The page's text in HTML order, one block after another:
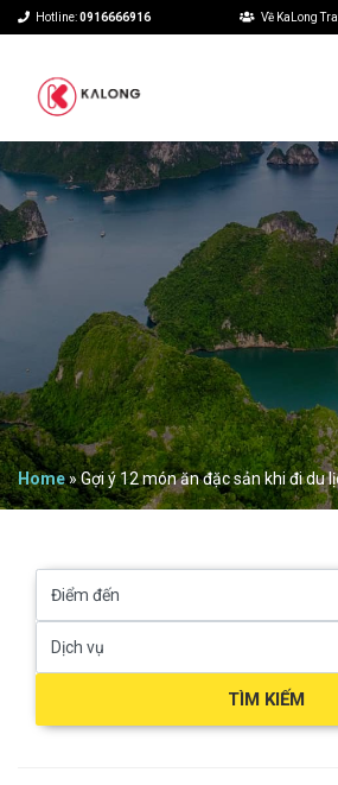
Hotline:0916666916 Về KaLong
Home»Gợi ý 12 món ăn đặc sản khi đi du
TÌM KIẾM